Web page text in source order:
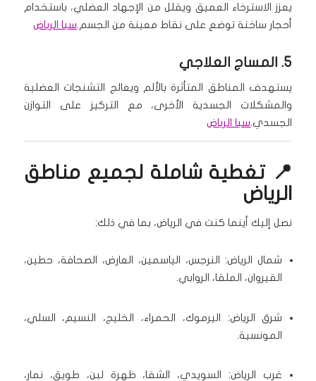
يعزز الاسترخاء العميق ويقلل من الإجهاد العضلي، باستخدام
أحجار ساخنة توضع على نقاط معينة من الجسم.سبا الرياض
5. المساج العلاجي
يستهدف المناطق المتأثرة بالألم ويعالج التشنجات العضلية
والمشكلات الجسدية الأخرى، مع التركيز على التوازن
الجسدي.سبا الرياض
📍 تغطية شاملة لجميع مناطق
الرياض
نصل إليك أينما كنت في الرياض، بما في ذلك:
شمال الرياض: النرجس، الياسمين، العارض، الصحافة، حطين،
القيروان، الملقا، الروابي.
شرق الرياض: اليرموك، الحمراء، الخليج، النسيم، السلي،
المونسية.
غرب الرياض: السويدي، الشفا، ظهرة لبن، طويق، نمار،